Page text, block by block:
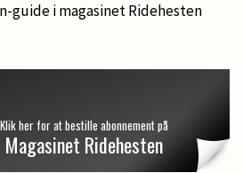
guide i magasinet Ridehesten
Klik her for at bestille abonnement på
Magasinet Ridehesten